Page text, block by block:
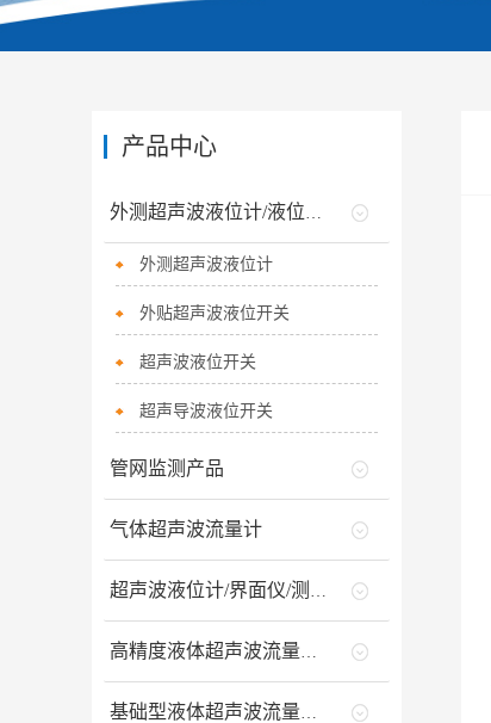
产品中心
外测超声波液位计/液位开关
外测超声波液位计
外贴超声波液位开关
超声波液位开关
超声导波液位开关
管网监测产品
气体超声波流量计
超声波液位计/界面仪/测深仪
高精度液体超声波流量计/能量计
基础型液体超声波流量计/能量计